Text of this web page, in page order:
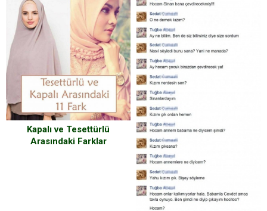
Kapalı ve Tesettürlü
Arasındaki Farklar